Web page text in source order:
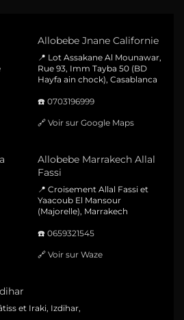
Allobebe Jnane Californie
📍 Lot Assakane Al Mounawar,
Rue 93, Imm Tayba 50 (BD
Hayfa ain chock), Casablanca
☎️ 0703196999
🔗 Voir sur Google Maps
Allobebe Marrakech Allal
Fassi
📍 Croisement Allal Fassi et
Yaacoub El Mansour
(Majorelle), Marrakech
☎️ 0659321545
🔗 Voir sur Waze
et Iraki, Izdihar,